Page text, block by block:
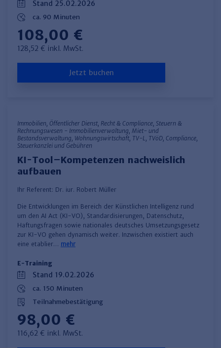
Stand 25.02.2026
ca. 90 Minuten
108,00 €
128,52 € inkl. MwSt.
Jetzt buchen
Immobilien, Öffentlicher Dienst, Recht & Compliance, Steuern &
Rechnungswesen - Immobilienverwaltung, Miet- und
Bestandsverwaltung, Wohnungswirtschaft, TV-L, TVöD, Compliance,
Steuerkanzlei und Gebühren
KI-Tool–Kompetenzen nachweislich
aufbauen
Ihr Referent: Dr. iur. Robert Müller
Die Entwicklungen im Bereich der Künstlichen Intelligenz rund
um den AI Act (KI-VO), Standardisierungen, Datenschutz,
Haftungsfragen sowie nationales deutsches Umsetzungsgesetz
zur KI-VO gehen dynamisch weiter. Inzwischen existiert auch
eine etablier… mehr
E-Training
Stand 19.02.2026
ca. 150 Minuten
Teilnahmebestätigung
98,00 €
116,62 € inkl. MwSt.